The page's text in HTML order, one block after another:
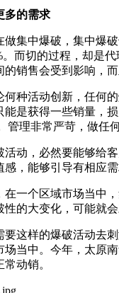
多的需求
集中爆破，集中爆
而切的过程，却是
销售会受到影响，
种活动创新，任何
是获得一些销量，
管理非常严苛，做任
动，必然要能够给
，能够引导有相应需
一个区域市场当中
的大变化，可能就会
这样的爆破活动去
当中。今年，太原
动销。